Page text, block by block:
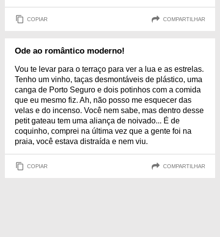
COPIAR COMPARTILHAR
Ode ao romântico moderno!
Vou te levar para o terraço para ver a lua e as estrelas.
Tenho um vinho, taças desmontáveis de plástico, uma
canga de Porto Seguro e dois potinhos com a comida
que eu mesmo fiz. Ah, não posso me esquecer das
velas e do incenso. Você nem sabe, mas dentro desse
petit gateau tem uma aliança de noivado... É de
coquinho, comprei na última vez que a gente foi na
praia, você estava distraída e nem viu.
COPIAR COMPARTILHAR